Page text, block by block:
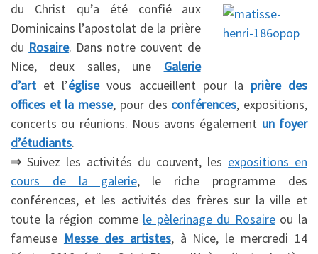
du Christ qu’a été confié aux
Dominicains l’apostolat de la prière
du Rosaire. Dans notre couvent de
Nice, deux salles, une Galerie
d’art et l’églisevous accueillent pour la prière des
offices et la messe, pour des conférences, expositions,
concerts ou réunions. Nous avons également un foyer
d’étudiants.
⇒ Suivez les activités du couvent, les expositions en
cours de la galerie, le riche programme des
conférences, et les activités des frères sur la ville et
toute la région comme le pèlerinage du Rosaireou la
fameuse Messe des artistes, à Nice, le mercredi 14